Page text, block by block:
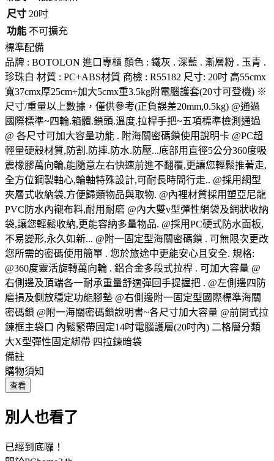
尺寸 20吋
功能 不可擴充
標準配備
品牌 : BOTOLON 進口專櫃 顏色 : 鐵灰 . 深藍 . 漸層粉 . 玉青 .
珍珠白 材質 : PC+ABS材質 商檢 : R55182 尺寸: 20吋 高55cmx
寬37cmx厚25cm+加大5cmx重3.5kg附電腦護套(20寸可登機) ※
尺寸/重量以上數據，僅供參考(正負誤差20mm,0.5kg) @通過
國際標準~四輪.箱體.鎖頭.溫度.拉桿手把~五項標準檢測通過
@ 各尺寸可加大容量功能 . 附海關密碼鎖使用說明卡 @PC超
輕量硬殼材質,防割.防摔.防水.防壓...底部用直徑5公分360度吸
震橡膠萬向輪,能隨意左右快速前進不翻覆,更讓您輕鬆推著走,
全方位鋼製軸心,輪軸特殊設計,可耐長時間行走.. @採用網型
夾層式收納袋,方便歸類物品與取物. @內裡材質採用塑亞尼龍
PVC防水內襯布料,耐用耐磨 @內大雙v型彈性網袋及網狀收納
袋,讓您輕鬆收納,更能容納多量物品. @採用PC硬式防水面板,
不易變形,永久如新... @附一固定型海關密碼鎖 . 可無限次更改
您所需的密碼使用簡單 . 您於旅途中更能安心且安全. 規格:
@360度靈活旋轉萬向輪 . 鋁合金多段式拉桿 . 可加大容量 @
右側邊及頂端各一耐承重量舒適彈回手提握把 . @左側邊四防
磨損及側放穩定功能腳墊 @右側邊附一固定型國際標準海關
密碼鎖 @附一海關密碼鎖說明書~各尺寸加大容量 @前開式拉
鍊框主袋口 內鬆緊帶固定14吋電腦護層(20吋內) 二格層分類
大X型彈性固定綁帶 四拉鍊暗袋
備註
購物須知
查看
別人也看了
已經到底囉！